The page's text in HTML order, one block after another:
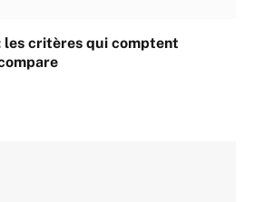
les critères qui comptent